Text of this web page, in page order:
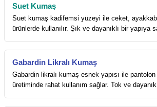
Suet Kumaş
Suet kumaş kadifemsi yüzeyi ile ceket,
ürünlerde kullanılır. Şık ve dayanıklı bir yapıya
Gabardin Likralı Kumaş
Gabardin likralı kumaş esnek yapısı ile
üretiminde rahat kullanım sağlar. Tok ve